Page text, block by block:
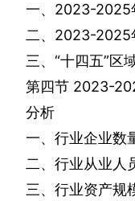
一、 2023-2025
二、 2023-2025
三、“十四五”区
第四节 2023-
分析
一、行业企业数
二、行业从业人
三、行业资产规